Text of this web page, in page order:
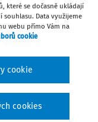
které se dočasně ukládají
souhlasu. Data využijeme
webu přímo Vám na
cookie
cookies
cookie